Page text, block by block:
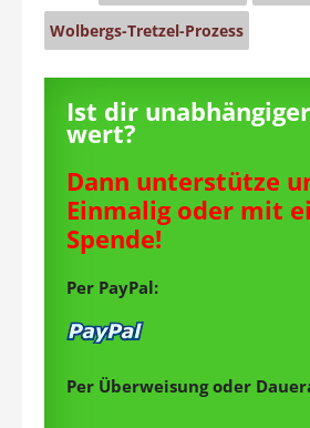
Wolbergs-Tretzel-Prozess
Ist dir
wert?
Dann unterstütze
Einmalig oder mit
Spende!
Per PayPal:
Per Überweisung oder